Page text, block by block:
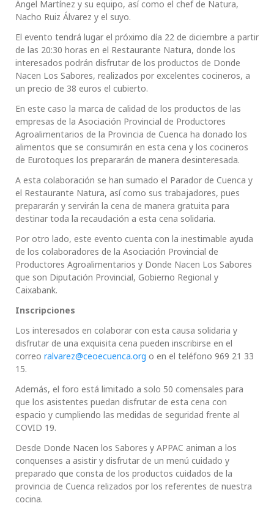
Ángel Martínez y su equipo, así como el chef de Natura,
Nacho Ruiz Álvarez y el suyo.
El evento tendrá lugar el próximo día 22 de diciembre a partir
de las 20:30 horas en el Restaurante Natura, donde los
interesados podrán disfrutar de los productos de Donde
Nacen Los Sabores, realizados por excelentes cocineros, a
un precio de 38 euros el cubierto.
En este caso la marca de calidad de los productos de las
empresas de la Asociación Provincial de Productores
Agroalimentarios de la Provincia de Cuenca ha donado los
alimentos que se consumirán en esta cena y los cocineros
de Eurotoques los prepararán de manera desinteresada.
A esta colaboración se han sumado el Parador de Cuenca y
el Restaurante Natura, así como sus trabajadores, pues
prepararán y servirán la cena de manera gratuita para
destinar toda la recaudación a esta cena solidaria.
Por otro lado, este evento cuenta con la inestimable ayuda
de los colaboradores de la Asociación Provincial de
Productores Agroalimentarios y Donde Nacen Los Sabores
que son Diputación Provincial, Gobierno Regional y
Caixabank.
Inscripciones
Los interesados en colaborar con esta causa solidaria y
disfrutar de una exquisita cena pueden inscribirse en el
correo ralvarez@ceoecuenca.org o en el teléfono 969 21 33
15.
Además, el foro está limitado a solo 50 comensales para
que los asistentes puedan disfrutar de esta cena con
espacio y cumpliendo las medidas de seguridad frente al
COVID 19.
Desde Donde Nacen los Sabores y APPAC animan a los
conquenses a asistir y disfrutar de un menú cuidado y
preparado que consta de los productos cuidados de la
provincia de Cuenca relizados por los referentes de nuestra
cocina.